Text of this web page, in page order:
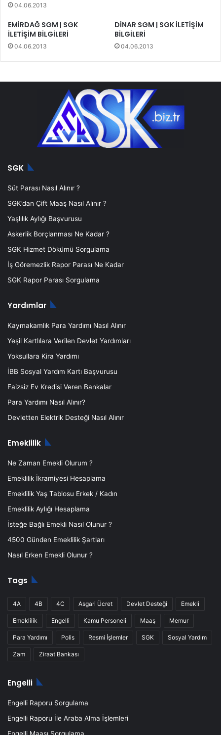
04.06.2013
EMİRDAĞ SGM | SGK
İLETİŞİM BİLGİLERİ
04.06.2013
DİNAR SGM | SGK İLETİŞİM
BİLGİLERİ
04.06.2013
SGK
Süt Parası Nasıl Alınır ?
SGK’dan Çift Maaş Nasıl Alınır ?
Yaşlılık Aylığı Başvurusu
Askerlik Borçlanması Ne Kadar ?
SGK Hizmet Dökümü Sorgulama
İş Göremezlik Rapor Parası Ne Kadar
SGK Rapor Parası Sorgulama
Yardımlar
Kaymakamlık Para Yardımı Nasıl Alınır
Yeşil Kartlılara Verilen Devlet Yardımları
Yoksullara Kira Yardımı
İBB Sosyal Yardım Kartı Başvurusu
Faizsiz Ev Kredisi Veren Bankalar
Para Yardımı Nasıl Alınır?
Devletten Elektrik Desteği Nasıl Alınır
Emeklilik
Ne Zaman Emekli Olurum ?
Emeklilik İkramiyesi Hesaplama
Emeklilik Yaş Tablosu Erkek / Kadın
Emeklilik Aylığı Hesaplama
İsteğe Bağlı Emekli Nasıl Olunur ?
4500 Günden Emeklilik Şartları
Nasıl Erken Emekli Olunur ?
Tags
4A 4B 4C Asgari Ücret Devlet Desteği Emekli
Emeklilik Engelli Kamu Personeli Maaş Memur
Para Yardımı Polis Resmi İşlemler SGK Sosyal Yardım
Zam Ziraat Bankası
Engelli
Engelli Raporu Sorgulama
Engelli Raporu İle Araba Alma İşlemleri